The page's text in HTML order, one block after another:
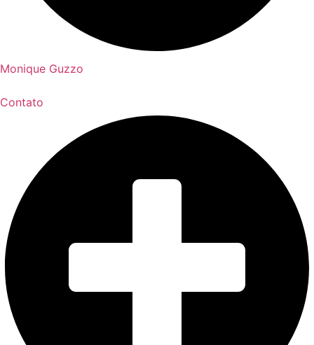
Monique Guzzo
Contato